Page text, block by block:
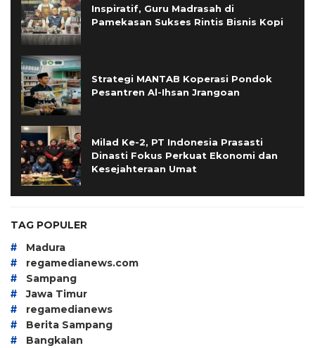
Inspiratif, Guru Madrasah di
Pamekasan Sukses Rintis Bisnis Kopi
Strategi MANTAB Koperasi Pondok
Pesantren Al-Ihsan Jrangoan
Milad Ke-2, PT Indonesia Prasasti
Dinasti Fokus Perkuat Ekonomi dan
Kesejahteraan Umat
TAG POPULER
# Madura
# regamedianews.com
# Sampang
# Jawa Timur
# regamedianews
# Berita Sampang
#
Bangkalan